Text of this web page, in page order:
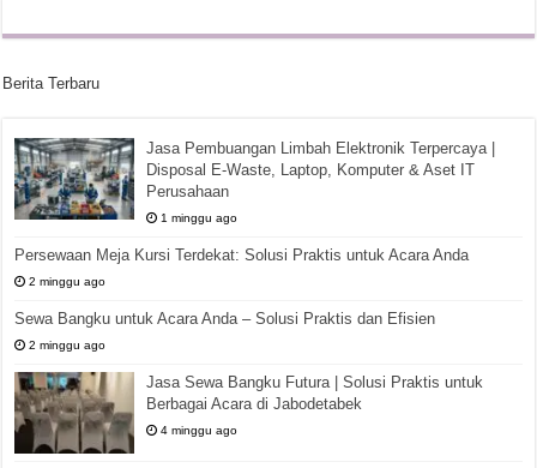
Berita Terbaru
Jasa Pembuangan Limbah Elektronik Terpercaya |
Disposal E-Waste, Laptop, Komputer & Aset IT
Perusahaan
1 minggu ago
Persewaan Meja Kursi Terdekat: Solusi Praktis untuk Acara Anda
2 minggu ago
Sewa Bangku untuk Acara Anda – Solusi Praktis dan Efisien
2 minggu ago
Jasa Sewa Bangku Futura | Solusi Praktis untuk
Berbagai Acara di Jabodetabek
4 minggu ago